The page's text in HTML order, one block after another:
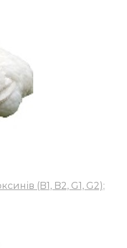
(B1, B2, G1, G2);